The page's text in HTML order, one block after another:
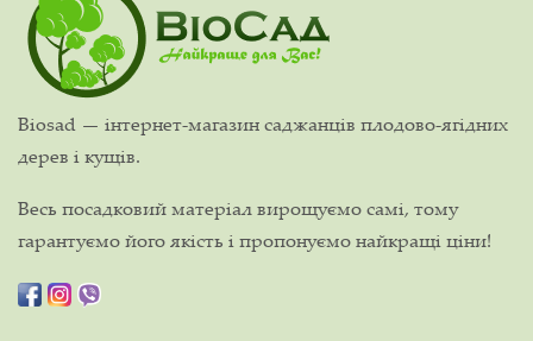
Biosad — інтернет-магазин саджанців плодово-ягідних
дерев і кущів.
Весь посадковий матеріал вирощуємо самі, тому
гарантуємо його якість і пропонуємо найкращі ціни!